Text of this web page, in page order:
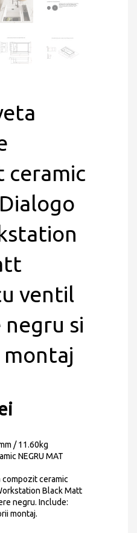
ceramic
ventil
si
montaj
/ 11.60kg
NEGRU MAT
ceramic
Black Matt
negru. Include:
montaj.